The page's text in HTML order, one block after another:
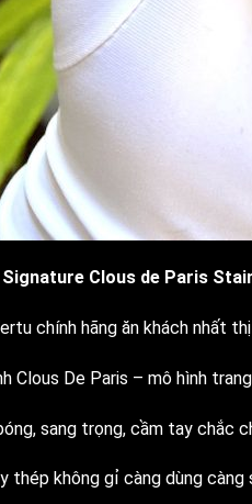
Clous de Paris
chính hãng ăn khách nhất
Clous De Paris – mô hình
sang trọng, cầm tay chắc
thép không gỉ càng dùng càng